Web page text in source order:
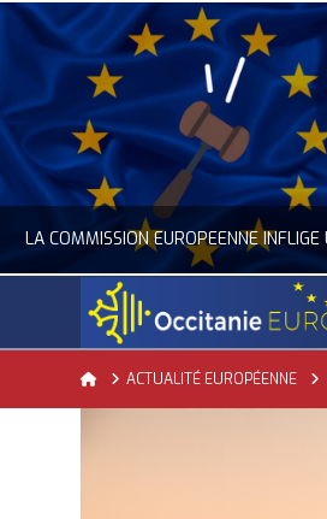
ACTUALITÉ DE L'UNION EUROPÉENNE, ACTUALITÉ DE LA REPRÉSENTATION D’OCCITANIE EUROPE, NUMÉRIQUE- DIGITAL
HomeACTUALITÉ EUROPÉENNE